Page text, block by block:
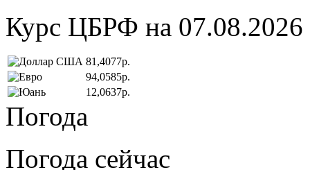
Курс ЦБРФ на 07.08.2026
81,4077р.
94,0585р.
12,0637р.
Погода
Погода сейчас